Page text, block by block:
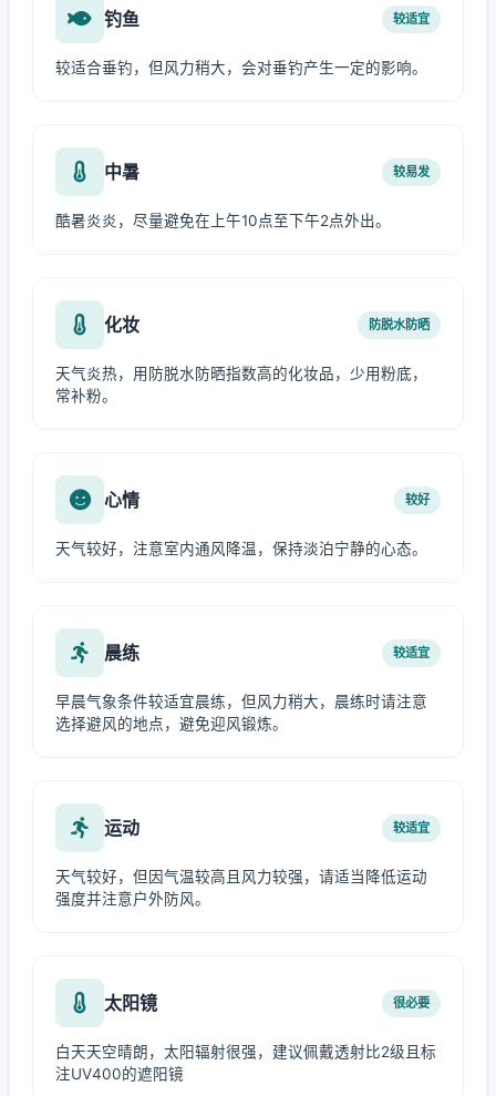
钓鱼 较适宜
较适合垂钓，但风力稍大，会对垂钓产生一定的影响。
中暑 较易发
酷暑炎炎，尽量避免在上午10点至下午2点外出。
化妆 防脱水防晒
天气炎热，用防脱水防晒指数高的化妆品，少用粉底，
常补粉。
心情 较好
天气较好，注意室内通风降温，保持淡泊宁静的心态。
晨练 较适宜
早晨气象条件较适宜晨练，但风力稍大，晨练时请注意
选择避风的地点，避免迎风锻炼。
运动 较适宜
天气较好，但因气温较高且风力较强，请适当降低运动
强度并注意户外防风。
太阳镜 很必要
白天天空晴朗，太阳辐射很强，建议佩戴透射比2级且标
注UV400的遮阳镜